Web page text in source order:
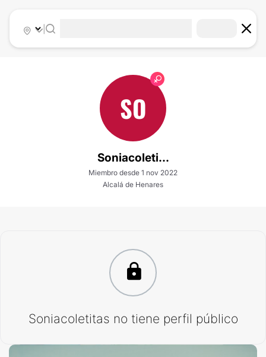
|
SO
Soniacoleti...
Miembro desde 1 nov 2022
Alcalá de Henares
Soniacoletitas no tiene perfil público